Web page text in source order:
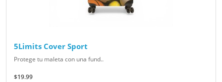
5Limits Cover Sport
Protege tu maleta con una fund..
$19.99